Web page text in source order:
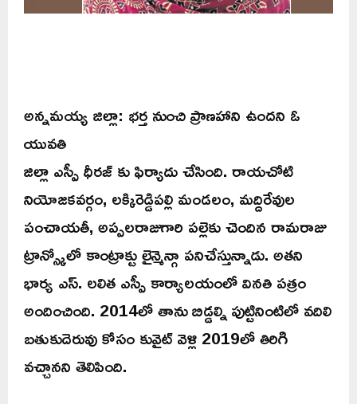
అన్నమయ్య జిల్లా: భర్త నుంచి ప్రాణహాని ఉందని ఓ
యువతి
జిల్లా ఎస్పీ ధీరజ్ కు ఫిర్యాదు చేసింది. రాయచోటి
నియోజకవర్గం, లక్కిరెడ్డిపల్లి మండలం, మద్దిరేవుల
పంచాయతీ, అప్పలరాజుగారి పల్లెకు చెందిన రామరాజు
ట్రాన్స్కోలో కాంట్రాక్టు లైన్మెన్గా పనిచేస్తున్నాడు. అతని
భార్య ఎస్. లలిత ఎస్పీ కార్యాలయంలో వినతి పత్రం
అందించింది. 2014లో తాను బిడ్డల్ని పుట్టినింటిలో వదిలి
బతుకుదెరువు కోసం కువైట్ వెళ్లి 2019లో తిరిగి
వచ్చానని తెలిపింది.